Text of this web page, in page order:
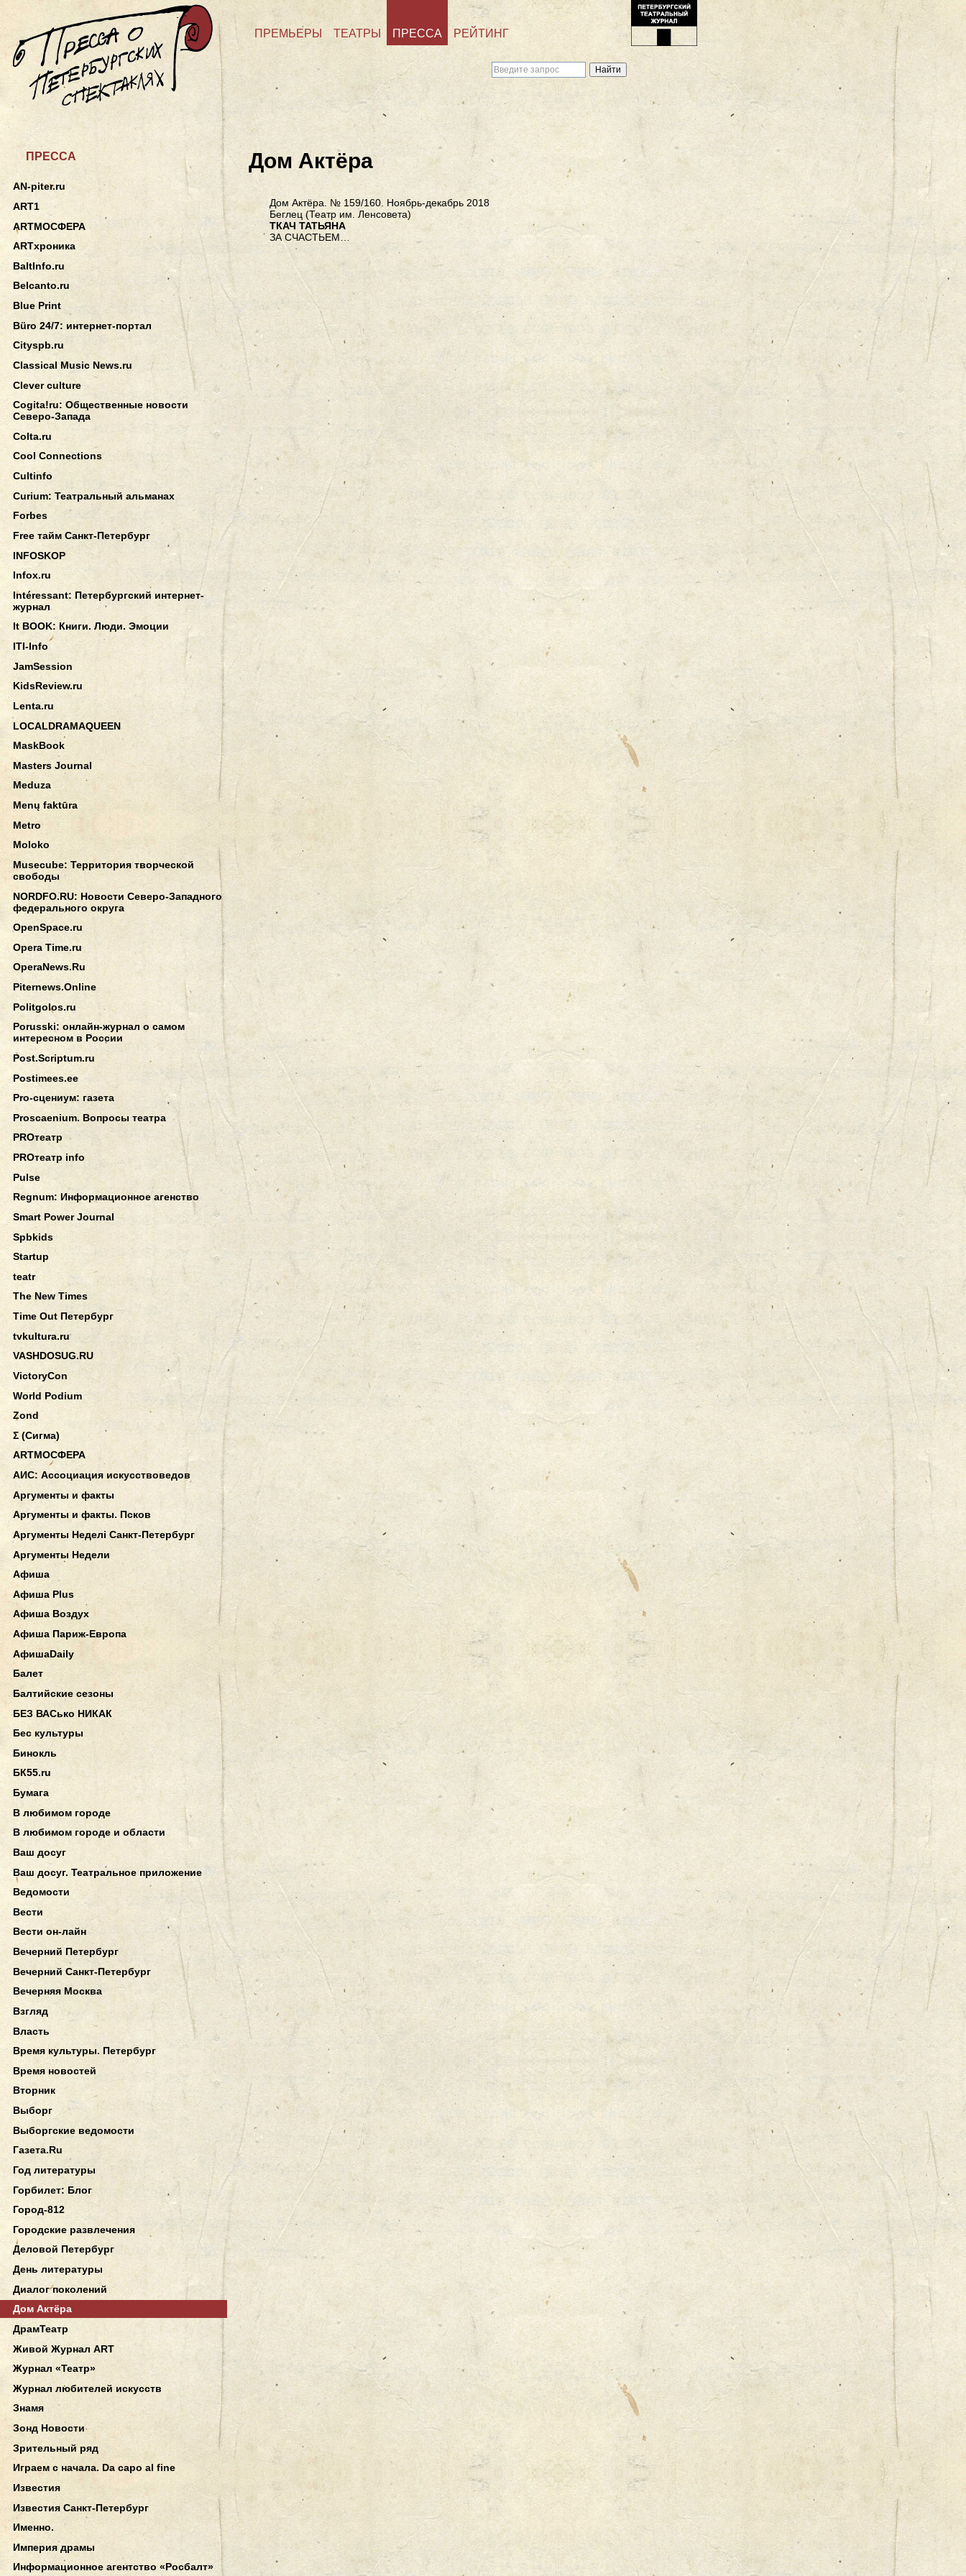
ПРЕМЬЕРЫ ТЕАТРЫ ПРЕССА РЕЙТИНГ
Дом Актёра
Дом Актёра. № 159/160. Ноябрь-декабрь 2018
Беглец (Театр им. Ленсовета)
ТКАЧ ТАТЬЯНА
ЗА СЧАСТЬЕМ…
ПРЕССА
AN-piter.ru
ART1
ARTМОСФЕРА
ARTхроника
BaltInfo.ru
Belcanto.ru
Blue Print
Büro 24/7: интернет-портал
Cityspb.ru
Classical Music News.ru
Clever culture
Cogita!ru: Общественные новости
Северо-Запада
Colta.ru
Cool Connections
Cultinfo
Curium: Театральный альманах
Forbes
Free тайм Санкт-Петербург
INFOSKOP
Infox.ru
Intéressant: Петербургский интернет-
журнал
It BOOK: Книги. Люди. Эмоции
ITI-Info
JamSession
KidsReview.ru
Lenta.ru
LOCALDRAMAQUEEN
MaskBook
Masters Journal
Meduza
Menų faktūra
Metro
Moloko
Musecube: Территория творческой
свободы
NORDFO.RU: Новости Северо-Западного
федерального округа
OpenSpace.ru
Opera Time.ru
OperaNews.Ru
Piternews.Online
Politgolos.ru
Porusski: онлайн-журнал о самом
интересном в России
Post.Scriptum.ru
Postimees.ee
Pro-сцениум: газета
Proscaenium. Вопросы театра
PROтеатр
PROтеатр info
Pulse
Regnum: Информационное агенство
Smart Power Journal
Spbkids
Startup
teatr
The New Times
Time Out Петербург
tvkultura.ru
VASHDOSUG.RU
VictoryCon
World Podium
Zond
Σ (Сигма)
АRТМОСФЕРА
АИС: Ассоциация искусствоведов
Аргументы и факты
Аргументы и факты. Псков
Аргументы Неделi Санкт-Петербург
Аргументы Недели
Афиша
Афиша Plus
Афиша Воздух
Афиша Париж-Европа
АфишаDaily
Балет
Балтийские сезоны
БЕЗ ВАСько НИКАК
Бес культуры
Бинокль
БК55.ru
Бумага
В любимом городе
В любимом городе и области
Ваш досуг
Ваш досуг. Театральное приложение
Ведомости
Вести
Вести он-лайн
Вечерний Петербург
Вечерний Санкт-Петербург
Вечерняя Москва
Взгляд
Власть
Время культуры. Петербург
Время новостей
Вторник
Выборг
Выборгские ведомости
Газета.Ru
Год литературы
Горбилет: Блог
Город-812
Городские развлечения
Деловой Петербург
День литературы
Диалог поколений
Дом Актёра
ДрамТеатр
Живой Журнал ART
Журнал «Театр»
Журнал любителей искусств
Знамя
Зонд Новости
Зрительный ряд
Играем с начала. Da capo al fine
Известия
Известия Санкт-Петербург
Именно.
Империя драмы
Информационное агентство «Росбалт»